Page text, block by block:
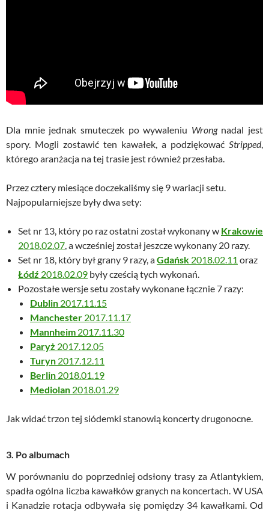
Dla mnie jednak smuteczek po wywaleniu Wrongnadal jest
spory. Mogli zostawić ten kawałek, a podziękować Stripped,
którego aranżacja na tej trasie jest również przesłaba.
Przez cztery miesiące doczekaliśmy się 9 wariacji setu.
Najpopularniejsze były dwa sety:
Set nr 13, który po raz ostatni został wykonany w Krakowie
2018.02.07, a wcześniej został jeszcze wykonany 20 razy.
Set nr 18, który był grany 9 razy, aGdańsk 2018.02.11 oraz
Łódź 2018.02.09 były cześcią tych wykonań.
Pozostałe wersje setu zostały wykonane łącznie 7 razy:
Dublin 2017.11.15
Manchester 2017.11.17
Mannheim 2017.11.30
Paryż 2017.12.05
Turyn 2017.12.11
Berlin 2018.01.19
Mediolan 2018.01.29
Jak widać trzon tej siódemki stanowią koncerty drugonocne.
3. Po albumach
W porównaniu do poprzedniej odsłony trasy za Atlantykiem,
spadła ogólna liczba kawałków granych na koncertach. W USA
i Kanadzie rotacja odbywała się pomiędzy 34 kawałkami. Od